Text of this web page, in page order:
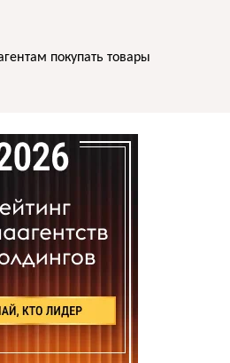
покупать товары